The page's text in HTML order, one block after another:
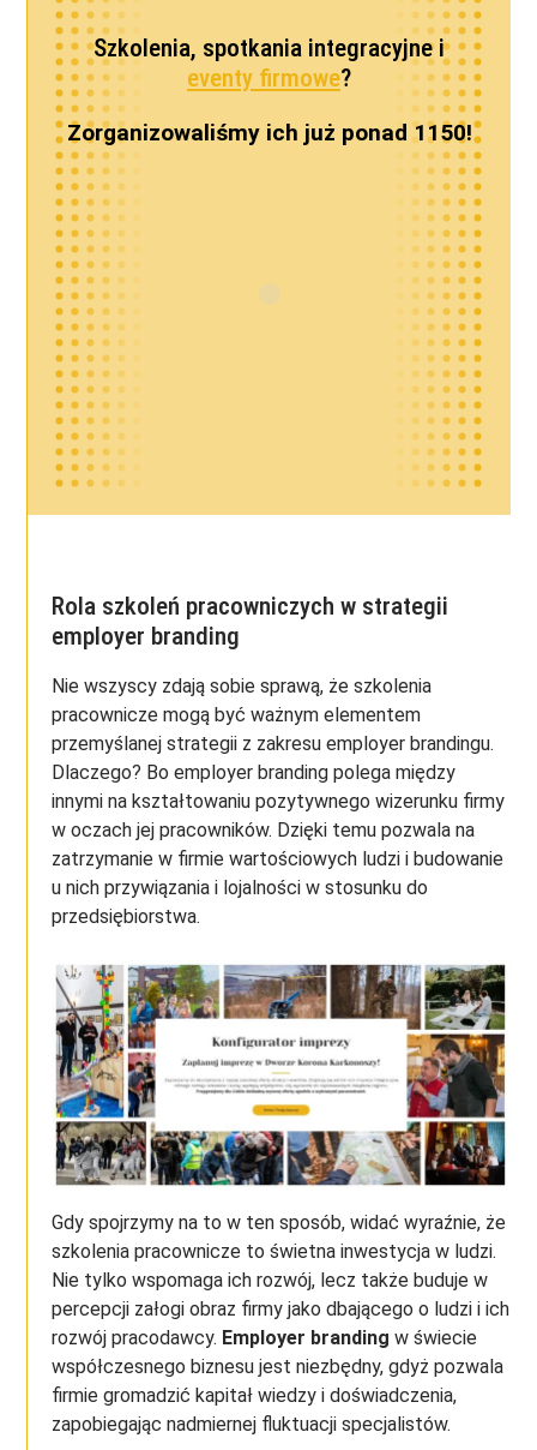
Szkolenia, spotkania integracyjne i
eventy firmowe?
Zorganizowaliśmy ich już ponad 1150!
Rola szkoleń pracowniczych w strategii
employer branding
Nie wszyscy zdają sobie sprawą, że szkolenia
pracownicze mogą być ważnym elementem
przemyślanej strategii z zakresu employer brandingu.
Dlaczego? Bo employer branding polega między
innymi na kształtowaniu pozytywnego wizerunku firmy
w oczach jej pracowników. Dzięki temu pozwala na
zatrzymanie w firmie wartościowych ludzi i budowanie
u nich przywiązania i lojalności w stosunku do
przedsiębiorstwa.
Gdy spojrzymy na to w ten sposób, widać wyraźnie, że
szkolenia pracownicze to świetna inwestycja w ludzi.
Nie tylko wspomaga ich rozwój, lecz także buduje w
percepcji załogi obraz firmy jako dbającego o ludzi i ich
rozwój pracodawcy. Employer branding w świecie
współczesnego biznesu jest niezbędny, gdyż pozwala
firmie gromadzić kapitał wiedzy i doświadczenia,
zapobiegając nadmiernej fluktuacji specjalistów.